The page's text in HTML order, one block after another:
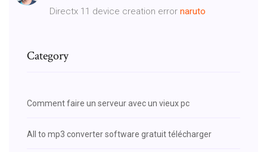
Directx 11 device creation error naruto
Category
Comment faire un serveur avec un vieux pc
All to mp3 converter software gratuit télécharger